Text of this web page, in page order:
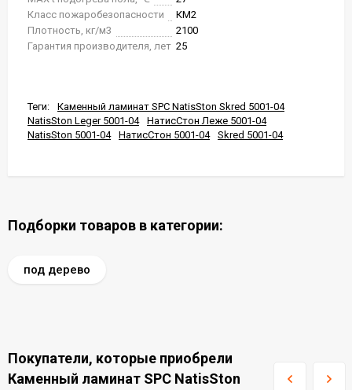
Класс пожаробезопасности
КМ2
Плотность, кг/м3
2100
Гарантия производителя, лет 25
Теги:
Каменный ламинат SPC NatisSton Skred 5001-04
NatisSton Leger 5001-04
НатисСтон Леже 5001-04
NatisSton 5001-04
НатисСтон 5001-04 Skred 5001-04
Подборки товаров в категории:
под дерево
Покупатели, которые приобрели
Каменный ламинат SPC NatisSton